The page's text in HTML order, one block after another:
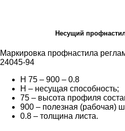
Несущий
Маркировка профнастила
24045-94
Н 75 – 900 – 0.8
Н – несущая способность;
75 – высота профиля
900 – полезная (рабочая)
0.8 – толщина листа.